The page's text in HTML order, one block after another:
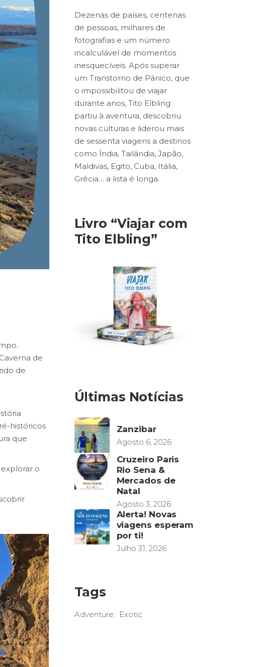
de
de
históricos
que
o
Dezenas de países, centenas
de pessoas, milhares de
fotografias e um número
incalculável de momentos
inesquecíveis. Após superar
um Transtorno de Pânico, que
o impossibilitou de viajar
durante anos, Tito Elbling
partiu à aventura, descobriu
novas culturas e liderou mais
de sessenta viagens a destinos
como Índia, Tailândia, Japão,
Maldivas, Egito, Cuba, Itália,
Grécia… a lista é longa.
Livro “Viajar com
Tito Elbling”
Últimas Notícias
Zanzibar
Agosto 6, 2026
Cruzeiro Paris
Rio Sena &
Mercados de
Natal
Agosto 3, 2026
Alerta! Novas
viagens esperam
por ti!
Julho 31, 2026
Tags
Adventure Exotic